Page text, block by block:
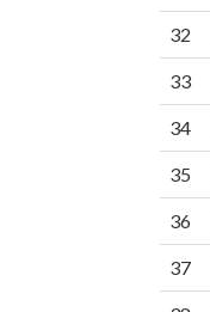
32
33
34
35
36
37